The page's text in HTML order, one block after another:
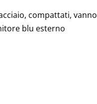
compattati, vanno
blu esterno